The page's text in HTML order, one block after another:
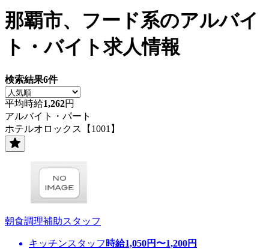
那覇市、フード系のアルバイ
ト・バイト求人情報
検索結果6件
平均時給1,262円
アルバイト・パート
ホテルオロックス【1001】
朝食調理補助スタッフ
キッチンスタッフ 時給1,050円〜1,200円